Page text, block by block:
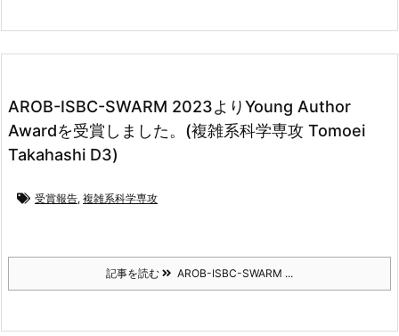
AROB-ISBC-SWARM 2023よりYoung Author
Awardを受賞しました。(複雑系科学専攻 Tomoei
Takahashi D3)
受賞報告, 複雑系科学専攻
記事を読む AROB-ISBC-SWARM ...